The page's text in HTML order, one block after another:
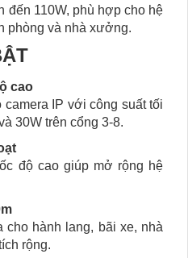
đến 110W, phù hợp cho hệ
phòng và nhà xưởng.
cao
IP với công suất tối
30W trên cổng 3-8.
độ cao giúp mở rộng hệ
cho hành lang, bãi xe, nhà
rộng.